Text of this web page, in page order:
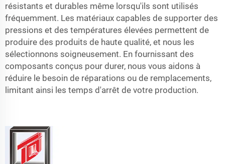
résistants et durables même lorsqu'ils sont utilisés
fréquemment. Les matériaux capables de supporter des
pressions et des températures élevées permettent de
produire des produits de haute qualité, et nous les
sélectionnons soigneusement. En fournissant des
composants conçus pour durer, nous vous aidons à
réduire le besoin de réparations ou de remplacements,
limitant ainsi les temps d'arrêt de votre production.